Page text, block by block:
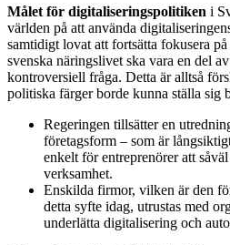
Målet för digitaliseringspolitiken i
världen på att använda
samtidigt lovat att fortsätta fokusera
svenska näringslivet ska vara en del
kontroversiell fråga. Detta är alltså
politiska färger borde kunna ställa sig
Regeringen tillsätter en
företagsform – som är
enkelt för entreprenörer att
verksamhet.
Enskilda firmor, vilken är den
detta syfte idag, utrustas med
underlätta digitalisering och